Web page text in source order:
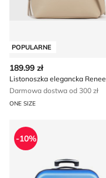
POPULARNE
189.99 zł
Listonoszka elegancka Renee
Darmowa dostwa od 300 zł
ONE SIZE
Walizka
-10%